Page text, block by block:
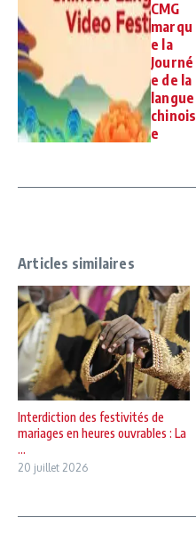
CMG
marqu
e la
Journé
e de la
langue
chinois
e
Articles similaires
Interdiction des festivités de
mariages en heures ouvrables : La
...
20 juillet 2026